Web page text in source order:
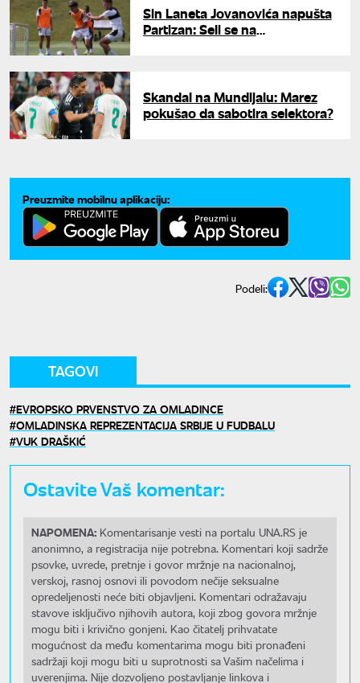
Sin Laneta Jovanovića napušta
Partizan: Seli se na
Skandal na Mundijalu: Marez
pokušao da sabotira selektora?
Preuzmite mobilnu aplikaciju:
Podeli:
TAGOVI
EVROPSKO PRVENSTVO ZA OMLADINCE
OMLADINSKA REPREZENTACIJA SRBIJE U FUDBALU
VUK DRAŠKIĆ
Ostavite Vaš komentar:
NAPOMENA: Komentarisanje vesti na portalu UNA.RS je
anonimno, a registracija nije potrebna. Komentari koji sadrže
psovke, uvrede, pretnje i govor mržnje na nacionalnoj,
verskoj, rasnoj osnovi ili povodom nečije seksualne
opredeljenosti neće biti objavljeni. Komentari odražavaju
stavove isključivo njihovih autora, koji zbog govora mržnje
mogu biti i krivično gonjeni. Kao čitatelj prihvatate
mogućnost da među komentarima mogu biti pronađeni
sadržaji koji mogu biti u suprotnosti sa Vašim načelima i
uverenjima. Nije dozvoljeno postavljanje linkova i